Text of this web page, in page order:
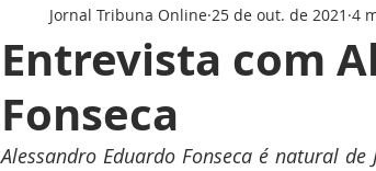
Saúde Cultura Mundo
Entrevista com
Fonseca
Jornal Tribuna Online 25 de out. de 2021 4
Alessandro Eduardo Fonseca é natural